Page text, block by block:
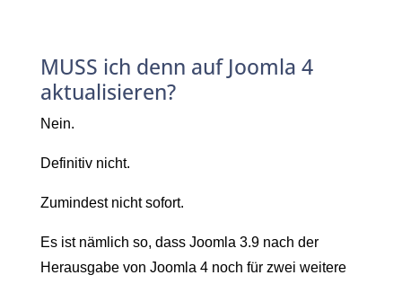
MUSS ich denn auf Joomla 4
aktualisieren?
Nein.
Definitiv nicht.
Zumindest nicht sofort.
Es ist nämlich so, dass Joomla 3.9 nach der
Herausgabe von Joomla 4 noch für zwei weitere